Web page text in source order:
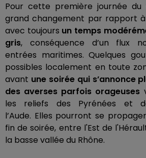
Pour cette première journée du
grand changement par rapport à
avec toujours un temps
gris, conséquence d’un flux
entrées maritimes. Quelques
possibles localement en toute
avant une soirée qui s’annonce
des averses parfois orageuses
les reliefs des Pyrénées et
l’Aude. Elles pourront se
fin de soirée, entre l'Est de
la basse vallée du Rhône.